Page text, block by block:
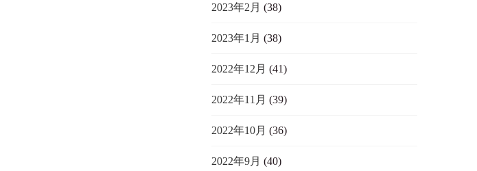
2023年2月 (38)
2023年1月 (38)
2022年12月 (41)
2022年11月 (39)
2022年10月 (36)
2022年9月 (40)